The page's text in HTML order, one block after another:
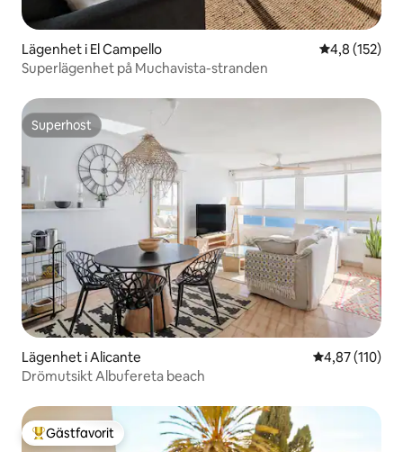
Lägenhet i El Campello 4,8 av 5 i
4,8 (152)
Superlägenhet på Muchavista-stranden
Superhost
Superhost
Lägenhet i Alicante 4,87 av 5 i
4,87 (110)
Drömutsikt Albufereta beach
Populär gästfavorit
Gästfavorit